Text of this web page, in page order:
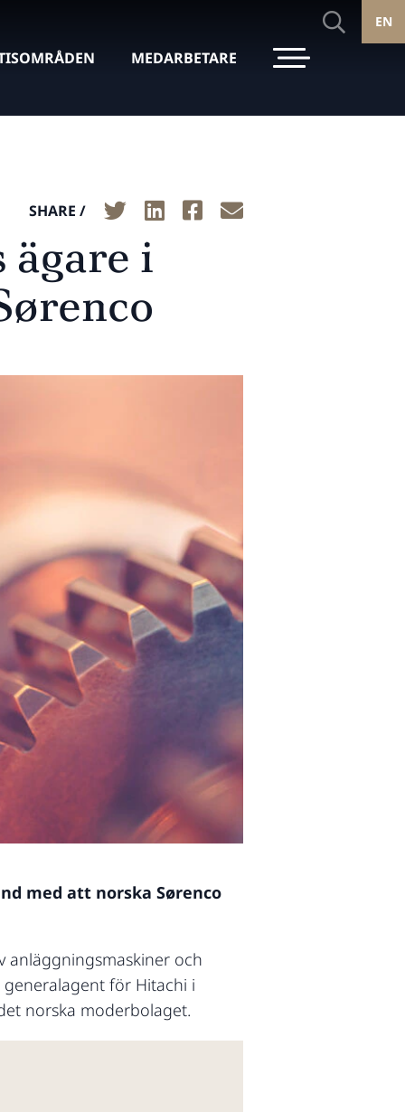
MEDARBETARE
EN
SHARE /
i
med att norska Sørenco
anläggningsmaskiner och
generalagent för Hitachi i
norska moderbolaget.